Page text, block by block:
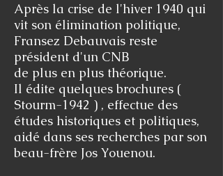
Après la crise de l'hiver 1940 qui
vit son élimination politique,
Fransez Debauvais reste
président d'un CNB
de plus en plus théorique.
Il édite quelques brochures (
Stourm-1942 ) , effectue des
études historiques et politiques,
aidé dans ses recherches par son
beau-frère Jos Youenou.